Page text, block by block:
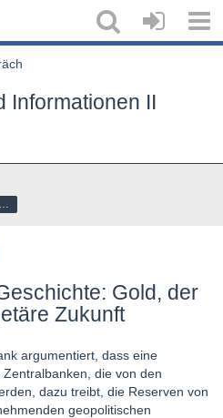
Informationen II
Gold, der
Zukunft
argumentiert, dass eine
Zentralbanken, die von den
dazu treibt, die Reserven von
geopolitischen